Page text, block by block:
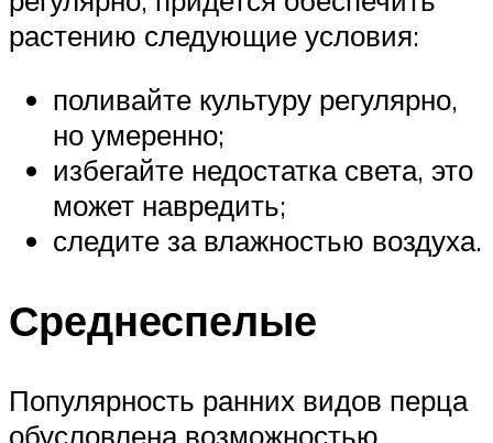
растению следующие условия:
поливайте культуру регулярно,
но умеренно;
избегайте недостатка света, это
может навредить;
следите за влажностью воздуха.
Среднеспелые
Популярность ранних видов перца
обусловлена возможностью